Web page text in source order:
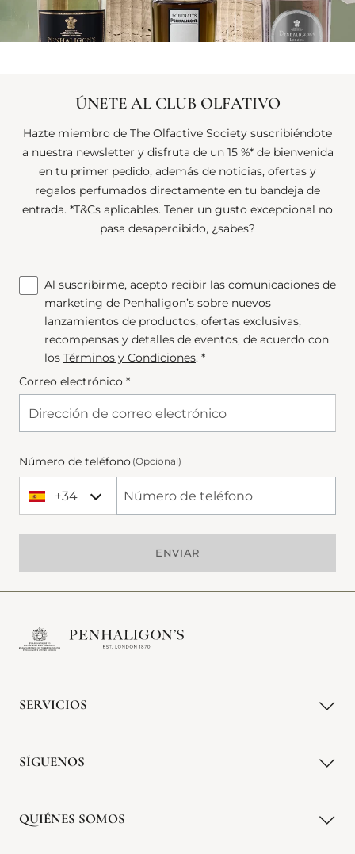
ÚNETE AL CLUB OLFATIVO
Hazte miembro de The Olfactive Society suscribiéndote
a nuestra newsletter y disfruta de un 15 %* de bienvenida
en tu primer pedido, además de noticias, ofertas y
regalos perfumados directamente en tu bandeja de
entrada. *T&Cs aplicables. Tener un gusto excepcional no
pasa desapercibido, ¿sabes?
Al suscribirme, acepto recibir las comunicaciones de
marketing de Penhaligon’s sobre nuevos
lanzamientos de productos, ofertas exclusivas,
recompensas y detalles de eventos, de acuerdo con
los Términos y Condiciones. *
Correo electrónico *
Número de teléfono (Opcional)
+34
+34 Spain (España)
Phone Number
ENVIAR
SERVICIOS
SÍGUENOS
QUIÉNES SOMOS